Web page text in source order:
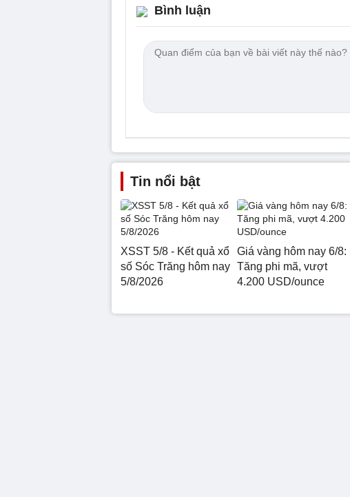
Bình luận
Tin nổi bật
XSST 5/8 - Kết quả xổ
số Sóc Trăng hôm nay
5/8/2026
Giá vàng hôm nay 6/8:
Tăng phi mã, vượt
4.200 USD/ounce